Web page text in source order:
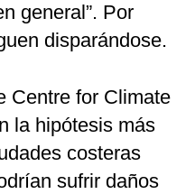
general”. Por
disparándose.
Centre for Climate
la hipótesis más
costeras
sufrir daños